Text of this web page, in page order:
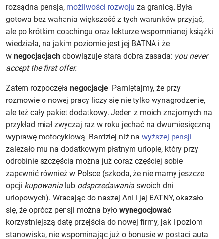
rozsądna pensja, możliwości rozwoju za granicą. Była
gotowa bez wahania większość z tych warunków przyjąć,
ale po krótkim coachingu oraz lekturze wspomnianej książki
wiedziała, na jakim poziomie jest jej BATNA i że
w negocjacjach obowiązuje stara dobra zasada: you never
accept the first offer.
Zatem rozpoczęła negocjacje. Pamiętajmy, że przy
rozmowie o nowej pracy liczy się nie tylko wynagrodzenie,
ale też cały pakiet dodatkowy. Jeden z moich znajomych na
przykład miał zwyczaj raz w roku jechać na dwumiesięczną
wyprawę motocyklową. Bardziej niż na wyższej pensji
zależało mu na dodatkowym płatnym urlopie, który przy
odrobinie szczęścia można już coraz częściej sobie
zapewnić również w Polsce (szkoda, że nie mamy jeszcze
opcji kupowania lub odsprzedawania swoich dni
urlopowych). Wracając do naszej Ani i jej BATNY, okazało
się, że oprócz pensji można było wynegocjować
korzystniejszą datę przejścia do nowej firmy, jak i poziom
stanowiska, nie wspominając już o bonusie w postaci auta